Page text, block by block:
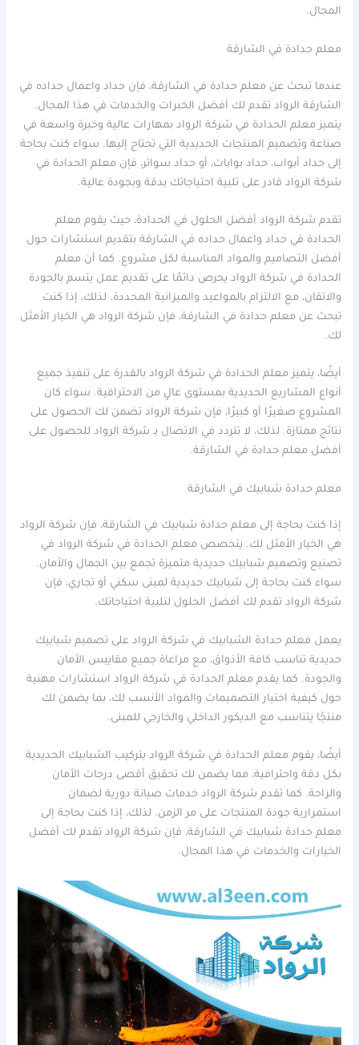
المجال.
معلم حدادة في الشارقة
عندما تبحث عن معلم حدادة في الشارقة، فإن حداد واعمال حداده في
الشارقة الرواد تقدم لك أفضل الخبرات والخدمات في هذا المجال.
يتميز معلم الحدادة في شركة الرواد بمهارات عالية وخبرة واسعة في
صناعة وتصميم المنتجات الحديدية التي تحتاج إليها. سواء كنت بحاجة
إلى حداد أبواب، حداد بوابات، أو حداد سواتر، فإن معلم الحدادة في
شركة الرواد قادر على تلبية احتياجاتك بدقة وبجودة عالية.
تقدم شركة الرواد أفضل الحلول في الحدادة، حيث يقوم معلم
الحدادة في حداد واعمال حداده في الشارقة بتقديم استشارات حول
أفضل التصاميم والمواد المناسبة لكل مشروع. كما أن معلم
الحدادة في شركة الرواد يحرص دائمًا على تقديم عمل يتسم بالجودة
والاتقان، مع الالتزام بالمواعيد والميزانية المحددة. لذلك، إذا كنت
تبحث عن معلم حدادة في الشارقة، فإن شركة الرواد هي الخيار الأمثل
لك.
أيضًا، يتميز معلم الحدادة في شركة الرواد بالقدرة على تنفيذ جميع
أنواع المشاريع الحديدية بمستوى عالٍ من الاحترافية. سواء كان
المشروع صغيرًا أو كبيرًا، فإن شركة الرواد تضمن لك الحصول على
نتائج ممتازة. لذلك، لا تتردد في الاتصال بـ شركة الرواد للحصول على
أفضل معلم حدادة في الشارقة.
معلم حدادة شبابيك في الشارقة
إذا كنت بحاجة إلى معلم حدادة شبابيك في الشارقة، فإن شركة الرواد
هي الخيار الأمثل لك. يتخصص معلم الحدادة في شركة الرواد في
تصنيع وتصميم شبابيك حديدية متميزة تجمع بين الجمال والأمان.
سواء كنت بحاجة إلى شبابيك حديدية لمبنى سكني أو تجاري، فإن
شركة الرواد تقدم لك أفضل الحلول لتلبية احتياجاتك.
يعمل معلم حدادة الشبابيك في شركة الرواد على تصميم شبابيك
حديدية تناسب كافة الأذواق، مع مراعاة جميع مقاييس الأمان
والجودة. كما يقدم معلم الحدادة في شركة الرواد استشارات مهنية
حول كيفية اختيار التصميمات والمواد الأنسب لك، بما يضمن لك
منتجًا يتناسب مع الديكور الداخلي والخارجي للمبنى.
أيضًا، يقوم معلم الحدادة في شركة الرواد بتركيب الشبابيك الحديدية
بكل دقة واحترافية، مما يضمن لك تحقيق أقصى درجات الأمان
والراحة. كما تقدم شركة الرواد خدمات صيانة دورية لضمان
استمرارية جودة المنتجات على مر الزمن. لذلك، إذا كنت بحاجة إلى
معلم حدادة شبابيك في الشارقة، فإن شركة الرواد تقدم لك أفضل
الخيارات والخدمات في هذا المجال.